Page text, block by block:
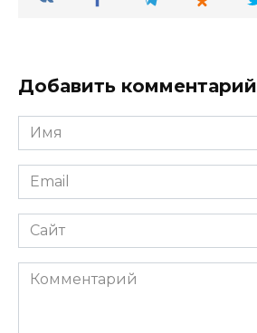
Добавить комментарий
Имя
*
Email
*
Сайт
Комментарий